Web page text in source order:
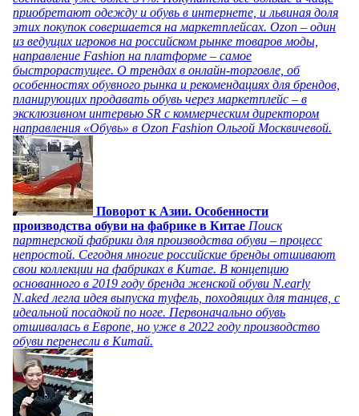
приобретают одежду и обувь в интернете, и львиная доля
этих покупок совершается на маркетплейсах. Ozon – один
из ведущих игроков на российском рынке товаров моды,
направление Fashion на платформе – самое
быстрорастущее. О трендах в онлайн-торговле, об
особенностях обувного рынка и рекомендациях для брендов,
планирующих продавать обувь через маркетплейс – в
эксклюзивном интервью SR с коммерческим директором
направления «Обувь» в Ozon Fashion Ольгой Москвичевой.
Поворот к Азии. Особенности
производства обуви на фабрике в Китае Поиск
партнерской фабрики для производства обуви – процесс
непростой. Сегодня многие российские бренды отшивают
свои коллекции на фабриках в Китае. В концепцию
основанного в 2019 году бренда женской обуви N.early
N.aked легла идея выпуска туфель, походящих для танцев, с
идеальной посадкой по ноге. Первоначально обувь
отшивалась в Европе, но уже в 2022 году производство
обуви перенесли в Китай.